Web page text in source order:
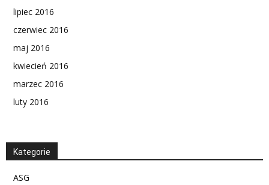
lipiec 2016
czerwiec 2016
maj 2016
kwiecień 2016
marzec 2016
luty 2016
Kategorie
ASG